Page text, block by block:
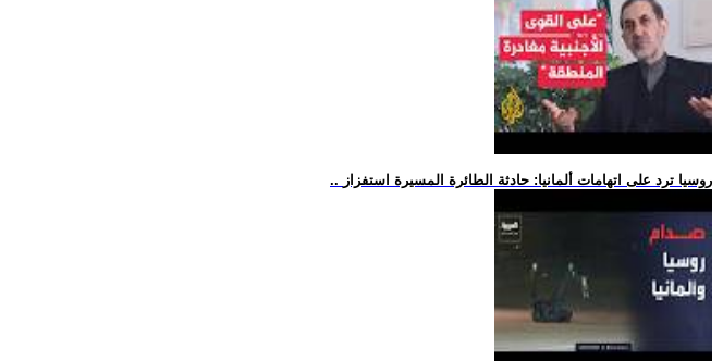
.. روسيا ترد على اتهامات ألمانيا: حادثة الطائرة المسيرة استفزاز